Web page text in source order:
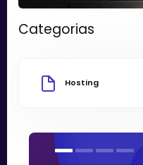
Categorias
Hosting